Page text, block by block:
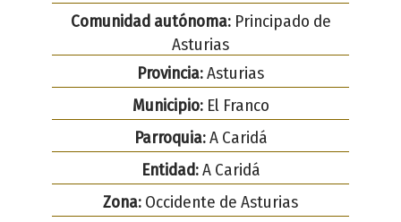
Comunidad autónoma:Principado de
Asturias
Provincia:Asturias
Municipio:El Franco
Parroquia:A Caridá
Entidad:A Caridá
Zona: Occidente de Asturias